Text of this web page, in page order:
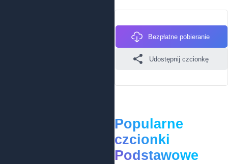
Bezpłatne pobieranie
Udostępnij czcionkę
Popularne
czcionki
Podstawowe